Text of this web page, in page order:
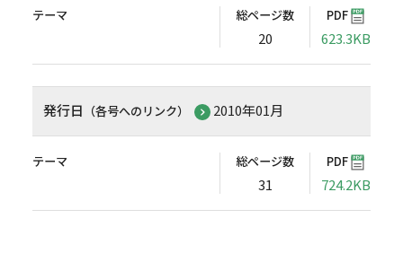
テーマ 総ページ数
20
PDF
623.3KB
発行日 （各号へのリンク） 2010年01月
テーマ 総ページ数
31
PDF
724.2KB